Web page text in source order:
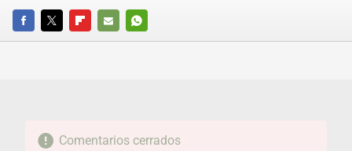
FACEBOOKTWITTERFLIPBOARD
E-
WHATSAPP
Comentarios cerrados